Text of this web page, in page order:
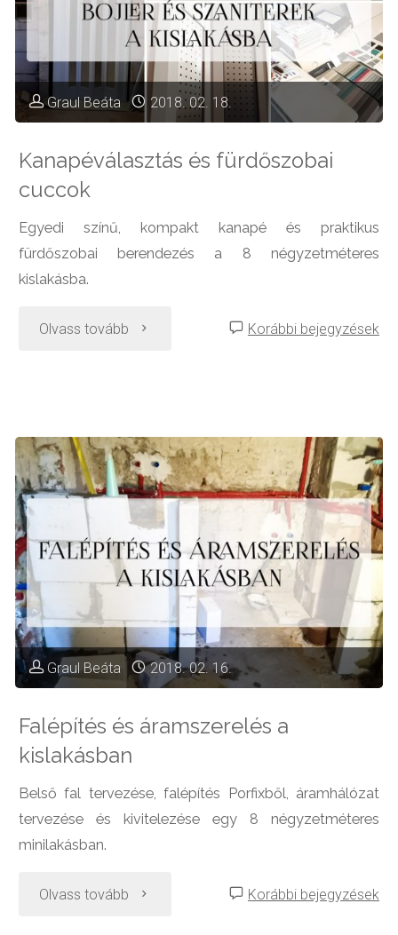
Graul Beáta 2018. 02. 18.
Kanapéválasztás és fürdőszobai
cuccok
Egyedi színű, kompakt kanapé és praktikus
fürdőszobai berendezés a 8 négyzetméteres
kislakásba.
Olvass tovább "Kanapéválasztás
cuccok"
Korábbi bejegyzések
Graul Beáta 2018. 02. 16.
Falépítés és áramszerelés a
kislakásban
Belső fal tervezése, falépítés Porfixből, áramhálózat
tervezése és kivitelezése egy 8 négyzetméteres
minilakásban.
Olvass tovább "Falépítés Korábbi bejegyzések